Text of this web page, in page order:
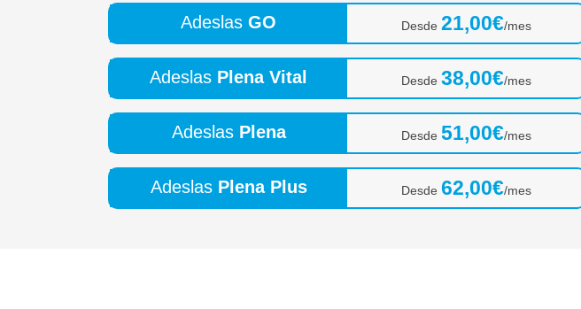
Adeslas GO Desde 21,00€/mes
Adeslas Plena Vital Desde 38,00€/mes
Adeslas Plena Desde 51,00€/mes
Adeslas Plena Plus Desde 62,00€/mes